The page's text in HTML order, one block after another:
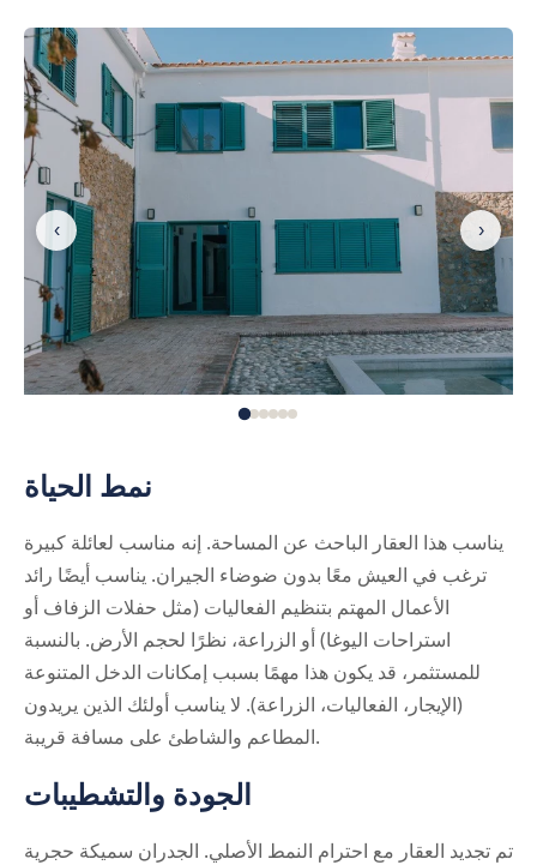
نمط الحياة
يناسب هذا العقار الباحث عن المساحة. إنه مناسب لعائلة كبيرة
ترغب في العيش معًا بدون ضوضاء الجيران. يناسب أيضًا رائد
الأعمال المهتم بتنظيم الفعاليات (مثل حفلات الزفاف أو
استراحات اليوغا) أو الزراعة، نظرًا لحجم الأرض. بالنسبة
للمستثمر، قد يكون هذا مهمًا بسبب إمكانات الدخل المتنوعة
(الإيجار، الفعاليات، الزراعة). لا يناسب أولئك الذين يريدون
المطاعم والشاطئ على مسافة قريبة.
الجودة والتشطيبات
تم تجديد العقار مع احترام النمط الأصلي. الجدران سميكة حجرية
‹ ›